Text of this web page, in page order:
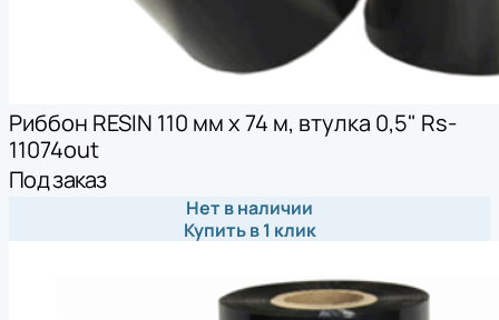
Риббон RESIN 110 мм х 74 м, втулка 0,5" Rs-
11074out
Под заказ
Нет в наличии
Купить в 1 клик